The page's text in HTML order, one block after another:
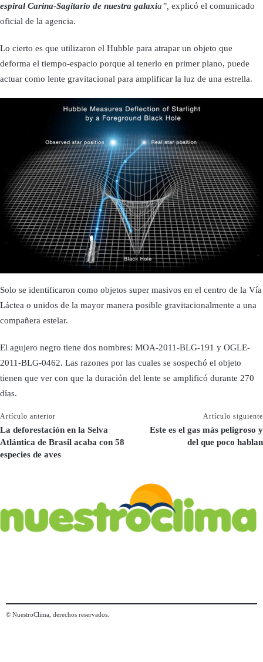
espiral Carina-Sagitario de nuestra galaxia”, explicó el comunicado
oficial de la agencia.
Lo cierto es que utilizaron el Hubble para atrapar un objeto que
deforma el tiempo-espacio porque al tenerlo en primer plano, puede
actuar como lente gravitacional para amplificar la luz de una estrella.
Solo se identificaron como objetos super masivos en el centro de la Vía
Láctea o unidos de la mayor manera posible gravitacionalmente a una
compañera estelar.
El agujero negro tiene dos nombres: MOA-2011-BLG-191 y OGLE-
2011-BLG-0462. Las razones por las cuales se sospechó el objeto
tienen que ver con que la duración del lente se amplificó durante 270
días.
Artículo anterior
La deforestación en la Selva
Atlántica de Brasil acaba con 58
especies de aves
Artículo siguiente
Este es el gas más peligroso y
del que poco hablan
© NuestroClima, derechos reservados.